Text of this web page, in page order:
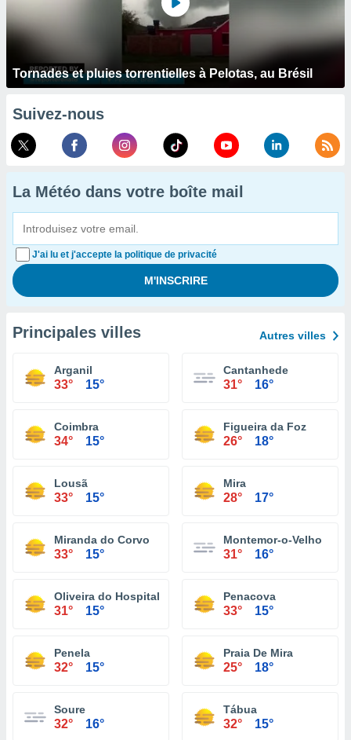
Tornades et pluies torrentielles à Pelotas, au Brésil
Suivez-nous
La Météo dans votre boîte mail
J'ai lu et j'accepte la politique de privacité
Principales villes Autres villes
Arganil
33° 15°
Cantanhede
31° 16°
Coimbra
34° 15°
Figueira da Foz
26° 18°
Lousã
33° 15°
Mira
28° 17°
Miranda do Corvo
33° 15°
Montemor-o-Velho
31° 16°
Oliveira do Hospital
31° 15°
Penacova
33° 15°
Penela
32° 15°
Praia De Mira
25° 18°
Soure
32° 16°
Tábua
32° 15°